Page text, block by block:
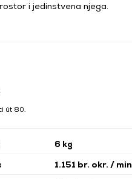
út 80.
6 kg
1.151 br. okr. / min
i jedinstvena njega.